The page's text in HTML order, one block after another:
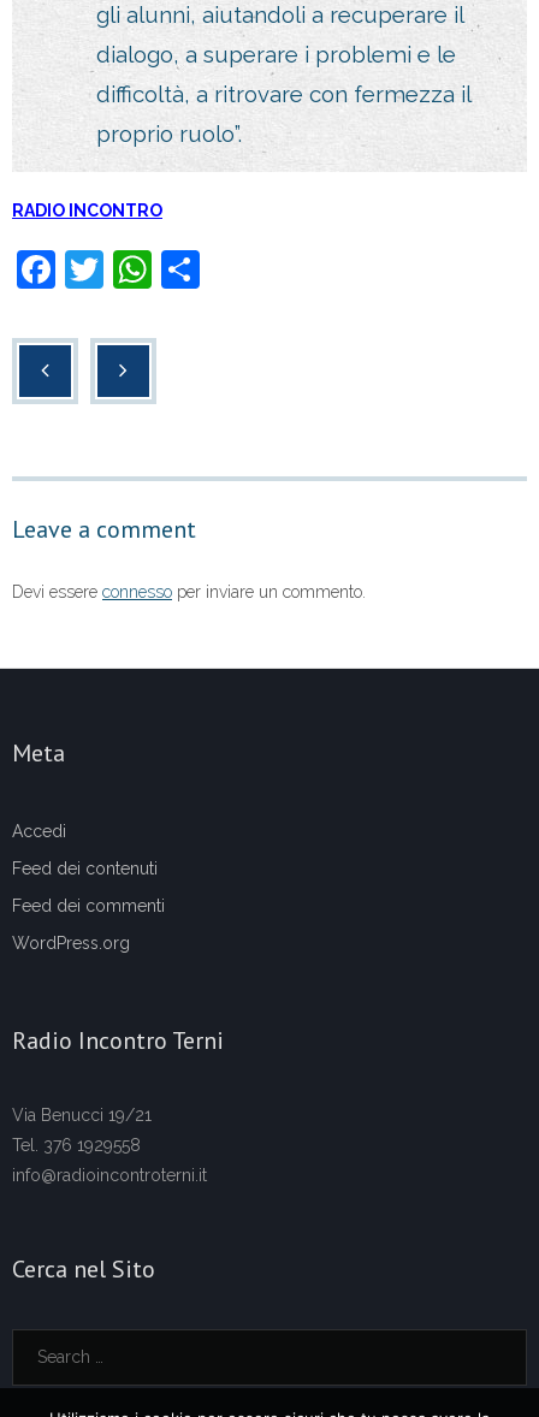
gli alunni, aiutandoli a recuperare il
dialogo, a superare i problemi e le
difficoltà, a ritrovare con fermezza il
proprio ruolo”.
RADIO INCONTRO
F
c
k
T
tt
er
W
at
Leave a comment
Devi essere connesso per inviare un commento.
Meta
Accedi
Feed dei contenuti
Feed dei commenti
WordPress.org
Radio Incontro Terni
Via Benucci 19/21
Tel. 376 1929558
info@radioincontroterni.it
Cerca nel Sito